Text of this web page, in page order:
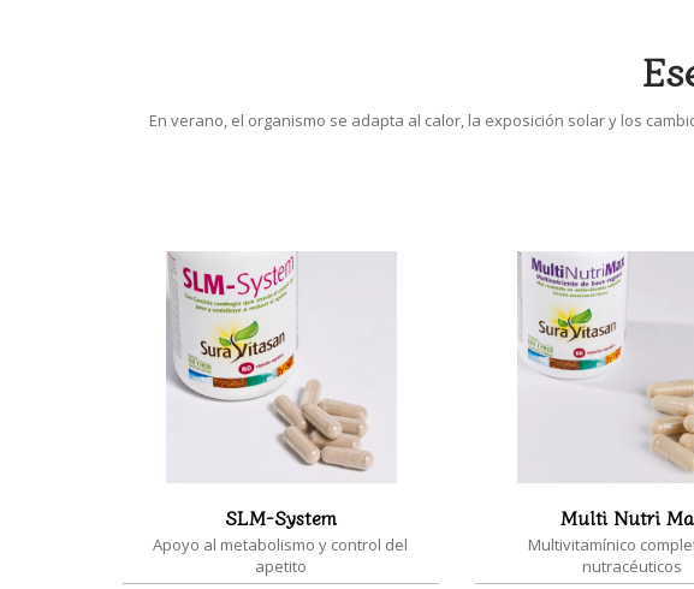
En verano, el organismo se adapta al calor, la exposición solar y los
SLM-System
Apoyo al metabolismo y control del
apetito
Multi Nutri
Multivitamínico
nutracéuticos